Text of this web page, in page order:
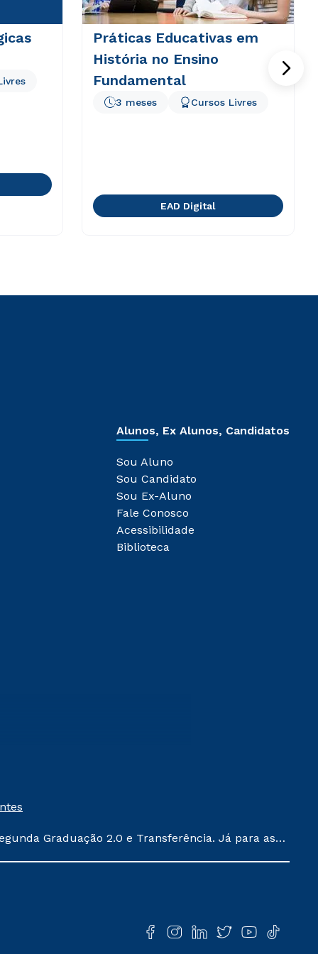
Práticas Educativas em
História no Ensino
Fundamental
3 meses Cursos Livres
EAD Digital
Alunos, Ex Alunos, Candidatos
Sou Aluno
Sou Candidato
Sou Ex-Aluno
Fale Conosco
Acessibilidade
Biblioteca
Graduação 2.0 e Transferência. Já para as